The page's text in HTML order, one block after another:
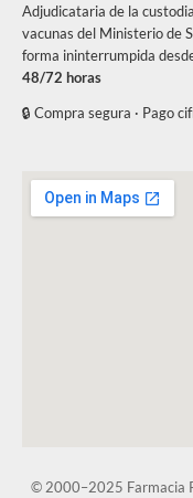
Adjudicataria de la
vacunas del Ministerio de
forma ininterrumpida
48/72 horas
🔒 Compra segura · Pago
© 2000–2025 Farmacia